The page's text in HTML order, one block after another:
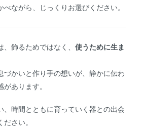
ながら、じっくりお選びください。
飾るためではなく、 使うために生ま
づかいと作り手の想いが、静かに伝わ
あります。
、時間とともに育っていく器との出会
さい。